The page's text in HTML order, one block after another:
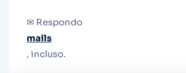
✉ Respondo
mails
, incluso.